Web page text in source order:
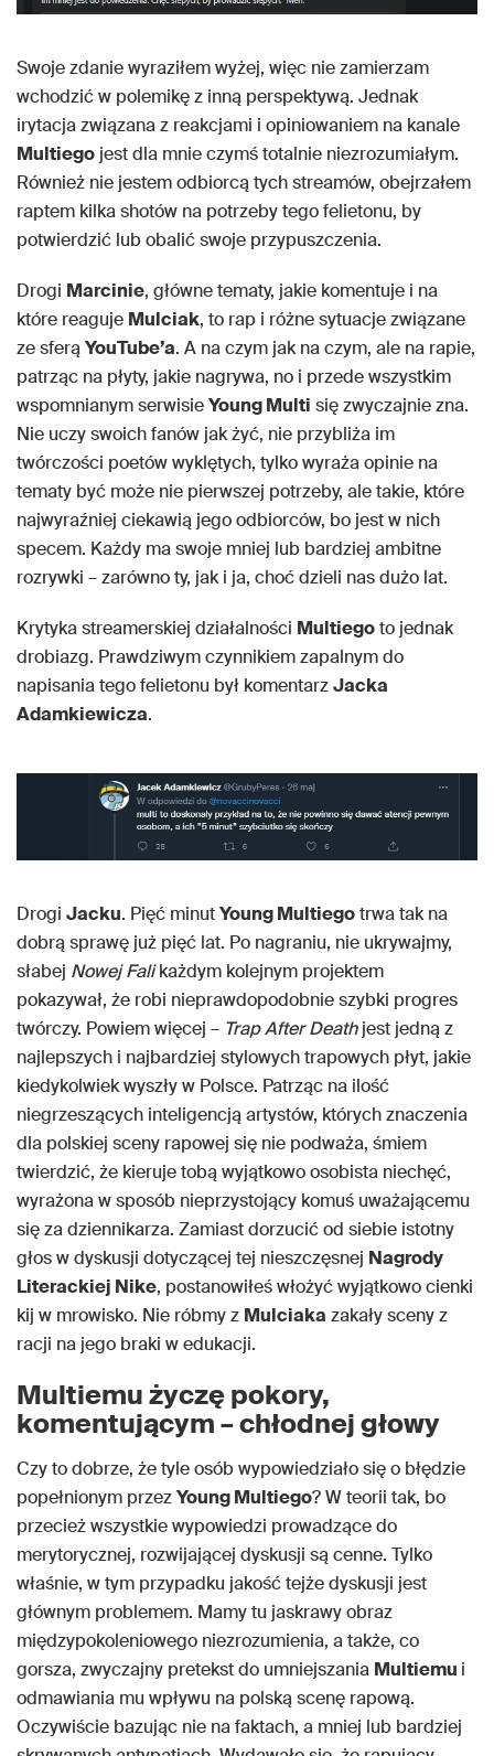
Swoje zdanie wyraziłem wyżej, więc nie zamierzam
wchodzić w polemikę z inną perspektywą. Jednak
irytacja związana z reakcjami i opiniowaniem na kanale
Multiego jest dla mnie czymś totalnie niezrozumiałym.
Również nie jestem odbiorcą tych streamów, obejrzałem
raptem kilka shotów na potrzeby tego felietonu, by
potwierdzić lub obalić swoje przypuszczenia.
Drogi Marcinie, główne tematy, jakie komentuje i na
które reaguje Mulciak, to rap i różne sytuacje związane
ze sferąYouTube’a. A na czym jak na czym, ale na rapie,
patrząc na płyty, jakie nagrywa, no i przede wszystkim
wspomnianym serwisieYoung Multi się zwyczajnie zna.
Nie uczy swoich fanów jak żyć, nie przybliża im
twórczości poetów wyklętych, tylko wyraża opinie na
tematy być może nie pierwszej potrzeby, ale takie, które
najwyraźniej ciekawią jego odbiorców, bo jest w nich
specem. Każdy ma swoje mniej lub bardziej ambitne
rozrywki – zarówno ty, jak i ja, choć dzieli nas dużo lat.
Krytyka streamerskiej działalności Multiegoto jednak
drobiazg. Prawdziwym czynnikiem zapalnym do
napisania tego felietonu był komentarzJacka
Adamkiewicza.
Drogi Jacku. Pięć minutYoung Multiegotrwa tak na
dobrą sprawę już pięć lat. Po nagraniu, nie ukrywajmy,
słabej Nowej Falikażdym kolejnym projektem
pokazywał, że robi nieprawdopodobnie szybki progres
twórczy. Powiem więcej – Trap After Deathjest jedną z
najlepszych i najbardziej stylowych trapowych płyt, jakie
kiedykolwiek wyszły w Polsce. Patrząc na ilość
niegrzeszących inteligencją artystów, których znaczenia
dla polskiej sceny rapowej się nie podważa, śmiem
twierdzić, że kieruje tobą wyjątkowo osobista niechęć,
wyrażona w sposób nieprzystojący komuś uważającemu
się za dziennikarza. Zamiast dorzucić od siebie istotny
głos w dyskusji dotyczącej tej nieszczęsnej Nagrody
Literackiej Nike, postanowiłeś włożyć wyjątkowo cienki
kij w mrowisko. Nie róbmy z Mulciaka zakały sceny z
racji na jego braki w edukacji.
Multiemu życzę pokory,
komentującym – chłodnej głowy
Czy to dobrze, że tyle osób wypowiedziało się o błędzie
popełnionym przezYoung Multiego? W teorii tak, bo
przecież wszystkie wypowiedzi prowadzące do
merytorycznej, rozwijającej dyskusji są cenne. Tylko
właśnie, w tym przypadku jakość tejże dyskusji jest
głównym problemem. Mamy tu jaskrawy obraz
międzypokoleniowego niezrozumienia, a także, co
gorsza, zwyczajny pretekst do umniejszania Multiemu i
odmawiania mu wpływu na polską scenę rapową.
Oczywiście bazując nie na faktach, a mniej lub bardziej